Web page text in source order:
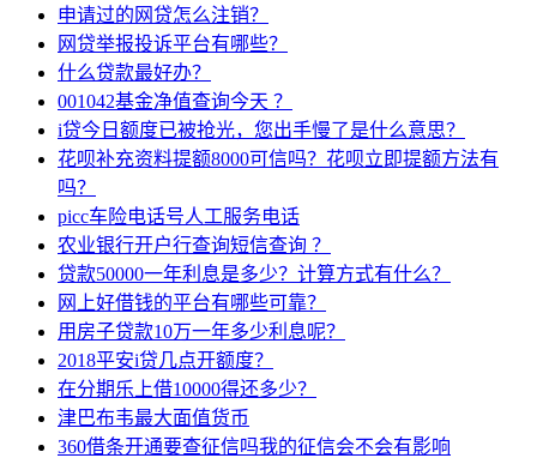
申请过的网贷怎么注销？
网贷举报投诉平台有哪些？
什么贷款最好办？
001042基金净值查询今天 ？
i贷今日额度已被抢光，您出手慢了是什么意思？
花呗补充资料提额8000可信吗？花呗立即提额方法有
吗？
picc车险电话号人工服务电话
农业银行开户行查询短信查询 ？
贷款50000一年利息是多少？计算方式有什么？
网上好借钱的平台有哪些可靠？
用房子贷款10万一年多少利息呢？
2018平安i贷几点开额度？
在分期乐上借10000得还多少？
津巴布韦最大面值货币
360借条开通要查征信吗我的征信会不会有影响